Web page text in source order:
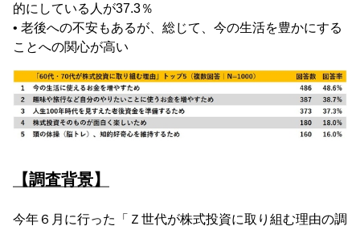
的にしている人が37.3％
• 老後への不安もあるが、総じて、今の生活を豊かにする
ことへの関心が高い
【調査背景】
今年６月に行った「Ｚ世代が株式投資に取り組む理由の調